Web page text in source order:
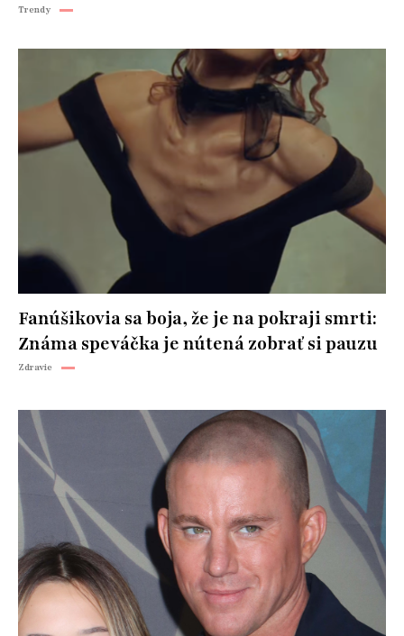
Trendy
Fanúšikovia sa boja, že je na pokraji smrti:
Známa speváčka je nútená zobrať si pauzu
Zdravie